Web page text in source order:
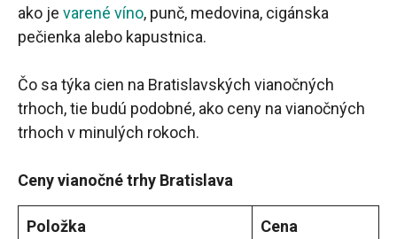
ako je varené víno, punč, medovina, cigánska
pečienka alebo kapustnica.
Čo sa týka cien na Bratislavských vianočných
trhoch, tie budú podobné, ako ceny na vianočných
trhoch v minulých rokoch.
Ceny vianočné trhy Bratislava
Položka Cena